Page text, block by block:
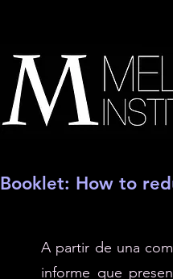
Booklet: How to
A partir de una
informe que